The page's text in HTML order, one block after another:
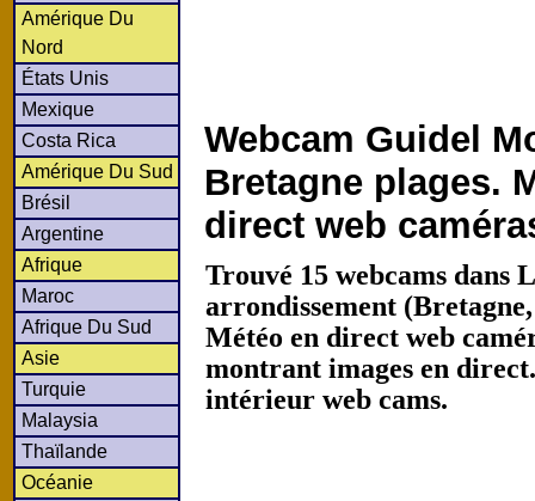
Amérique Du
Nord
États Unis
Mexique
Costa Rica
Amérique Du Sud
Brésil
Argentine
Afrique
Maroc
Afrique Du Sud
Asie
Turquie
Malaysia
Thaïlande
Océanie
Webcam Guidel
Bretagne plages.
direct web
Trouvé 15 webcams dans
arrondissement
Météo en direct web
montrant images en
intérieur web cams.